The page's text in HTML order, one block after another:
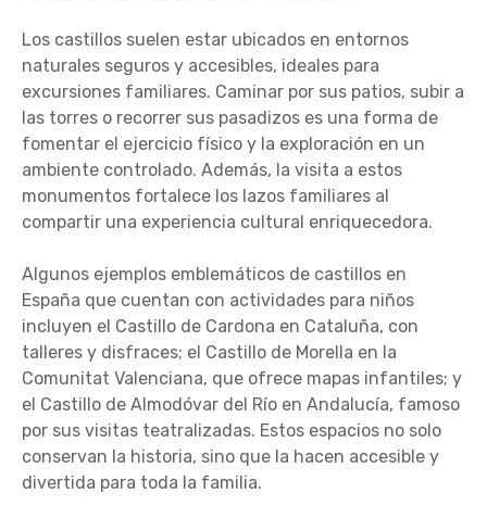
Los castillos suelen estar ubicados en entornos
naturales seguros y accesibles, ideales para
excursiones familiares. Caminar por sus patios, subir a
las torres o recorrer sus pasadizos es una forma de
fomentar el ejercicio físico y la exploración en un
ambiente controlado. Además, la visita a estos
monumentos fortalece los lazos familiares al
compartir una experiencia cultural enriquecedora.
Algunos ejemplos emblemáticos de castillos en
España que cuentan con actividades para niños
incluyen el Castillo de Cardona en Cataluña, con
talleres y disfraces; el Castillo de Morella en la
Comunitat Valenciana, que ofrece mapas infantiles; y
el Castillo de Almodóvar del Río en Andalucía, famoso
por sus visitas teatralizadas. Estos espacios no solo
conservan la historia, sino que la hacen accesible y
divertida para toda la familia.